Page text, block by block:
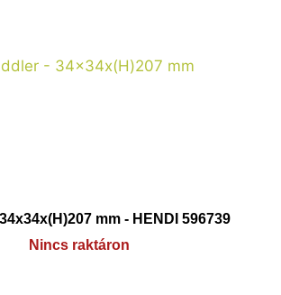
mm - HENDI 596739
Nincs raktáron